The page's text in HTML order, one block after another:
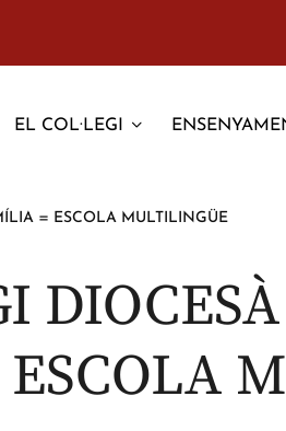
EL COL·LEGI
= ESCOLA MULTILINGÜE
ESCOLA